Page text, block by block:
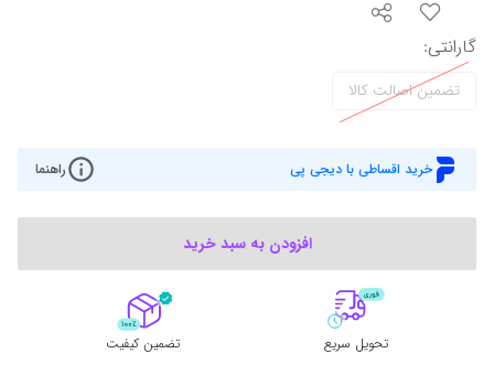
گارانتی:
تضمین اصالت کالا
خرید اقساطی با دیجی پی راهنما
افزودن به سبد خرید
تحویل سریع تضمین کیفیت